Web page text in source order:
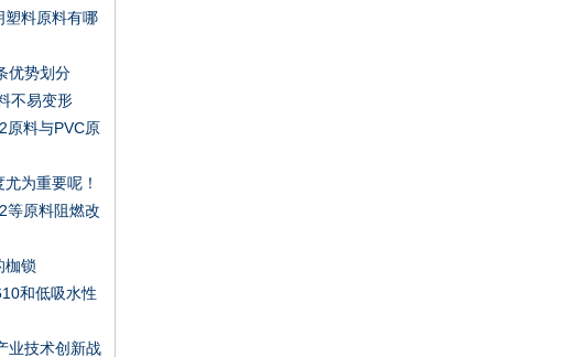
塑料原料有哪
优势划分
不易变形
原料与PVC原
为重要呢！
等原料阻燃改
枷锁
和低吸水性
业技术创新战